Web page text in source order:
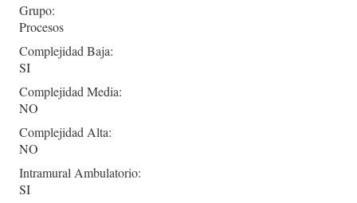
Grupo:
Procesos
Complejidad Baja:
SI
Complejidad Media:
NO
Complejidad Alta:
NO
Intramural Ambulatorio:
SI